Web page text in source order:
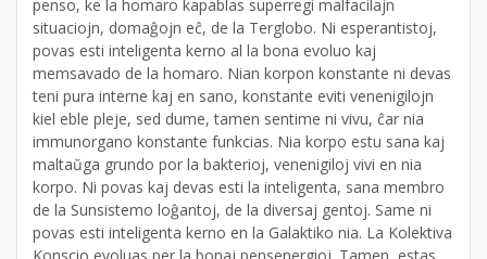
penso, ke la homaro kapablas superregi malfacilajn
situaciojn, domaĝojn eĉ, de la Terglobo. Ni esperantistoj,
povas esti inteligenta kerno al la bona evoluo kaj
memsavado de la homaro. Nian korpon konstante ni devas
teni pura interne kaj en sano, konstante eviti venenigilojn
kiel eble pleje, sed dume, tamen sentime ni vivu, ĉar nia
immunorgano konstante funkcias. Nia korpo estu sana kaj
maltaŭga grundo por la bakterioj, venenigiloj vivi en nia
korpo. Ni povas kaj devas esti la inteligenta, sana membro
de la Sunsistemo loĝantoj, de la diversaj gentoj. Same ni
povas esti inteligenta kerno en la Galaktiko nia. La Kolektiva
Konscio evoluas per la bonaj pensenergioj. Tamen, estas